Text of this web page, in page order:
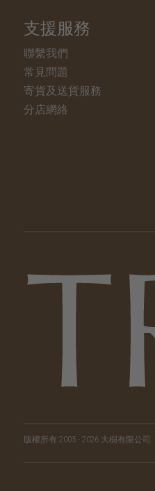
支援服務
聯繫我們
常見問題
寄貨及送貨服務
分店網絡
版權所有 2005 - 2026 大樹有限公司.